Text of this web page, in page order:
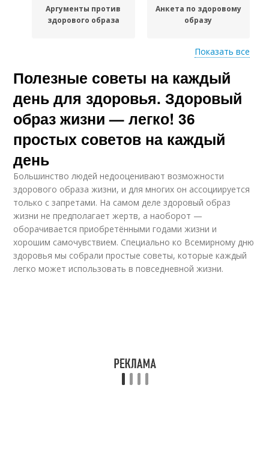
Аргументы против
здорового образа
Анкета по здоровому
образу
Здоровое питание
Продукты для
здорового питания
Опрос про здоровый
Показать все
Полезные советы на каждый
день для здоровья. Здоровый
образ жизни — легко! 36
простых советов на каждый
день
Большинство людей недооценивают возможности
здорового образа жизни, и для многих он ассоциируется
только с запретами. На самом деле здоровый образ
жизни не предполагает жертв, а наоборот —
оборачивается приобретёнными годами жизни и
хорошим самочувствием. Специально ко Всемирному дню
здоровья мы собрали простые советы, которые каждый
легко может использовать в повседневной жизни.